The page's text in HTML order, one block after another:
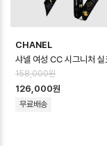
CHANEL
158,000원
126,000원
무료배송